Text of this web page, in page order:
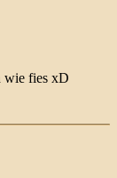
wie fies xD